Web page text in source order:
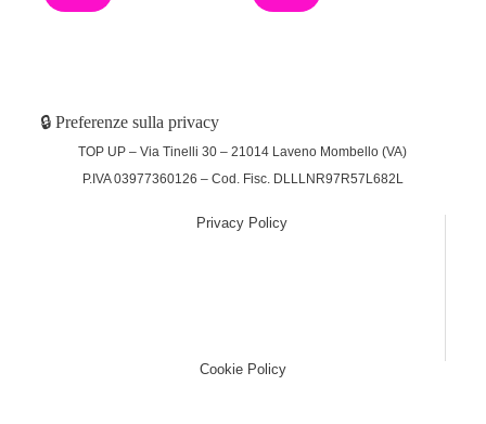
🔒 Preferenze sulla privacy
TOP UP – Via Tinelli 30 – 21014 Laveno Mombello (VA)
P.IVA 03977360126 – Cod. Fisc. DLLLNR97R57L682L
Privacy Policy
Cookie Policy